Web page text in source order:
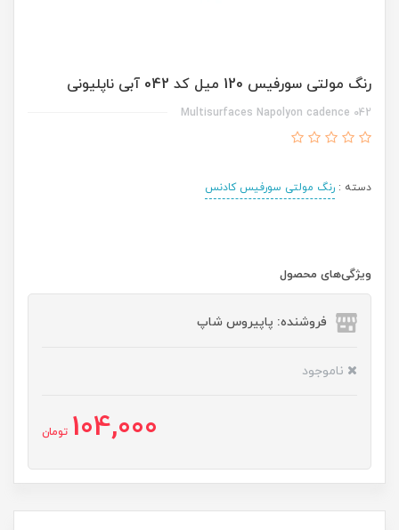
رنگ مولتی سورفیس 120 میل کد 042 آبی ناپلیونی
Multisurfaces Napolyon cadence 042
دسته : رنگ مولتی سورفیس کادنس
ویژگی‌های محصول
فروشنده: پاپیروس شاپ
ناموجود
104,000 تومان